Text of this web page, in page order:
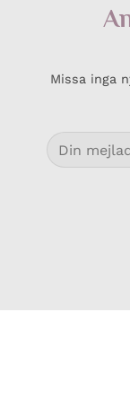
Missa inga